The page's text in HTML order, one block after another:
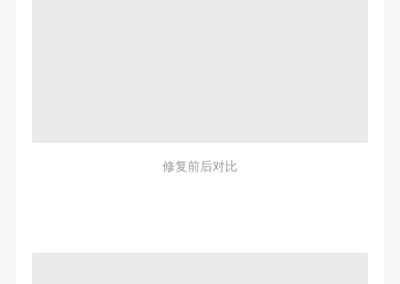
修复前后对比